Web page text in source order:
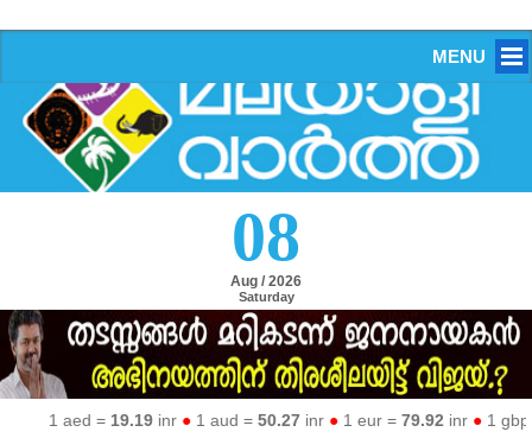
MENU
08
Aug / 2026
Saturday
1 aed =19.19inr●1 aud =50.27inr●1 eur =79.92inr●1 gbp =